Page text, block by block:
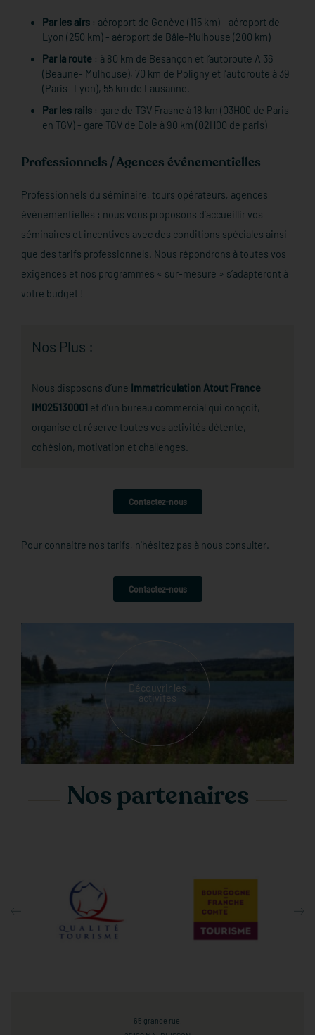
Par les airs : aéroport de Genève (115 km) - aéroport de
Lyon (250 km) - aéroport de Bâle-Mulhouse (200 km)
Par la route : à 80 km de Besançon et l‘autoroute A 36
(Beaune- Mulhouse), 70 km de Poligny et l’autoroute à 39
(Paris -Lyon), 55 km de Lausanne.
Par les rails : gare de TGV Frasne à 18 km (03H00 de Paris
en TGV) - gare TGV de Dole à 90 km (02H00 de paris)
Professionnels / Agences événementielles
Professionnels du séminaire, tours opérateurs, agences
événementielles : nous vous proposons d’accueillir vos
séminaires et incentives avec des conditions spéciales ainsi
que des tarifs professionnels. Nous répondrons à toutes vos
exigences et nos programmes « sur-mesure » s’adapteront à
votre budget !
Nos Plus :
Nous disposons d’une Immatriculation Atout France
IM025130001 et d’un bureau commercial qui conçoit,
organise et réserve toutes vos activités détente,
cohésion, motivation et challenges.
Contactez-nous
Pour connaitre nos tarifs, n'hésitez pas à nous consulter.
Contactez-nous
Découvrir les
activités
Nos partenaires
65 grande rue,